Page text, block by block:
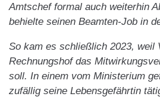
Amtschef formal auch weiterhin
behielte seinen Beamten-Job in
So kam es schließlich 2023, weil
Rechnungshof das
soll. In einem vom Ministerium
zufällig seine Lebensgefährtin